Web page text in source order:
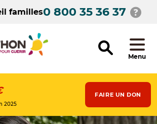
familles0 800 35 36 37
Menu
2025
FAIRE UN DON